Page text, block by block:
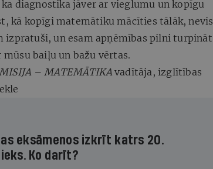
diagnostika jāver ar vieglumu un kopīgu
kā kopīgi matemātiku mācīties tālāk, nevis
izpratuši, un esam apņēmības pilni turpināt
baiļu un bažu vērtas.
– MATEMĀTIKAvadītāja, izglītības
eksāmenos izkrīt katrs 20.
Ko darīt?